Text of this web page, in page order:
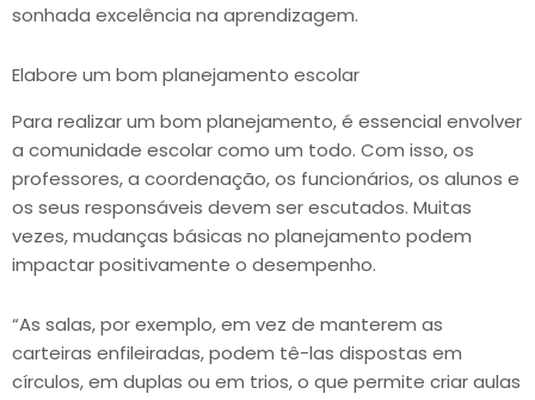
sonhada excelência na aprendizagem.
Elabore um bom planejamento escolar
Para realizar um bom planejamento, é essencial envolver
a comunidade escolar como um todo. Com isso, os
professores, a coordenação, os funcionários, os alunos e
os seus responsáveis devem ser escutados. Muitas
vezes, mudanças básicas no planejamento podem
impactar positivamente o desempenho.
“As salas, por exemplo, em vez de manterem as
carteiras enfileiradas, podem tê-las dispostas em
círculos, em duplas ou em trios, o que permite criar aulas